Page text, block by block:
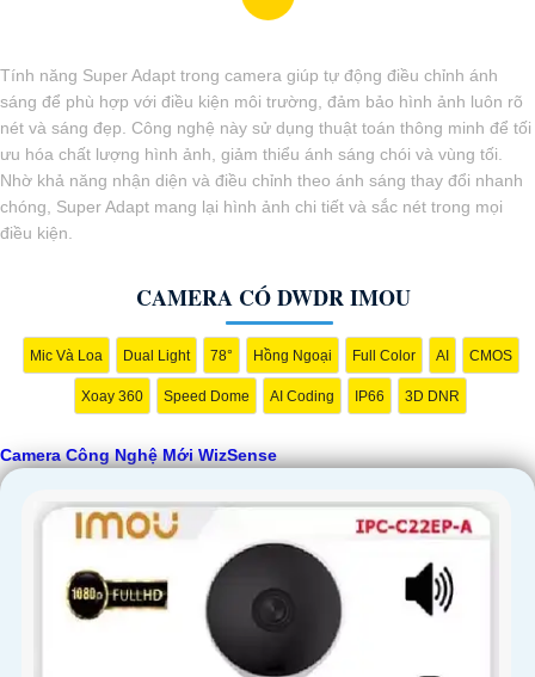
Tính năng Super Adapt trong camera giúp tự động điều chỉnh ánh
sáng để phù hợp với điều kiện môi trường, đảm bảo hình ảnh luôn rõ
nét và sáng đẹp. Công nghệ này sử dụng thuật toán thông minh để tối
ưu hóa chất lượng hình ảnh, giảm thiểu ánh sáng chói và vùng tối.
Nhờ khả năng nhận diện và điều chỉnh theo ánh sáng thay đổi nhanh
chóng, Super Adapt mang lại hình ảnh chi tiết và sắc nét trong mọi
điều kiện.
CAMERA CÓ DWDR IMOU
Mic Và Loa Dual Light 78° Hồng Ngoại Full Color AI CMOS
Xoay 360 Speed Dome AI Coding IP66 3D DNR
Camera Công Nghệ Mới WizSense